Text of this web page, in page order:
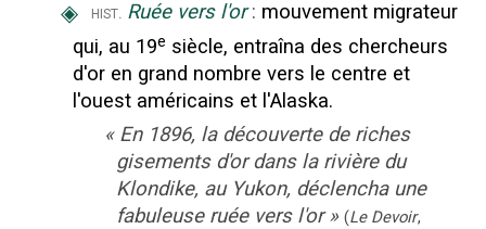
◈ hist. Ruée vers l'or : mouvement migrateur
qui, au 19e siècle, entraîna des chercheurs
d'or en grand nombre vers le centre et
l'ouest américains et l'Alaska.
« En 1896, la découverte de riches
gisements d'or dans la rivière du
Klondike, au Yukon, déclencha une
fabuleuse ruée vers l'or » (Le Devoir,